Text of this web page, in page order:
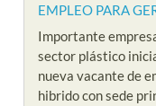
EMPLEO PARA
Importante
sector plástico
nueva vacante de
hibrido con sede